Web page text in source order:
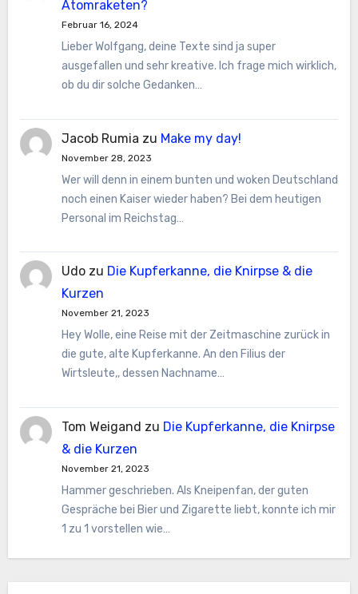
Atomraketen?
Februar 16, 2024
Lieber Wolfgang, deine Texte sind ja super
ausgefallen und sehr kreative. Ich frage mich wirklich,
ob du dir solche Gedanken…
Jacob Rumia zu Make my day!
November 28, 2023
Wer will denn in einem bunten und woken Deutschland
noch einen Kaiser wieder haben? Bei dem heutigen
Personal im Reichstag…
Udozu Die Kupferkanne, die Knirpse & die
Kurzen
November 21, 2023
Hey Wolle, eine Reise mit der Zeitmaschine zurück in
die gute, alte Kupferkanne. An den Filius der
Wirtsleute,, dessen Nachname…
Tom Weigand zu Die Kupferkanne, die Knirpse
& die Kurzen
November 21, 2023
Hammer geschrieben. Als Kneipenfan, der guten
Gespräche bei Bier und Zigarette liebt, konnte ich mir
1 zu 1 vorstellen wie…